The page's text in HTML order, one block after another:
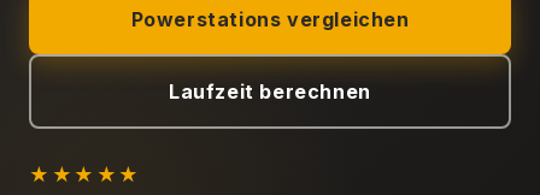
Powerstations vergleichen
Laufzeit berechnen
★★★★★